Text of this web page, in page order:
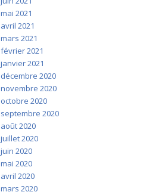
mai 2021
avril 2021
mars 2021
février 2021
janvier 2021
décembre 2020
novembre 2020
octobre 2020
septembre 2020
août 2020
juillet 2020
juin 2020
mai 2020
avril 2020
mars 2020